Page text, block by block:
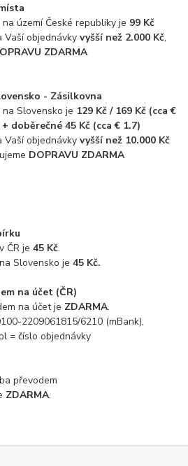
území České republiky je 99 Kč
Vaší objednávkyvyšší než 2.000 Kč,
ZDARMA
- Zásilkovna
Slovensko je 129 Kč / 169 Kč (cca €
doběrečné 45 Kč (cca € 1.7)
Vaší objednávkyvyšší než 10.000 Kč
DOPRAVU ZDARMA
ČR je45 Kč.
Slovensko je45 Kč.
na účet (ČR)
na účet je ZDARMA.
2209061815/6210 (mBank),
= číslo objednávky
převodem
ZDARMA.